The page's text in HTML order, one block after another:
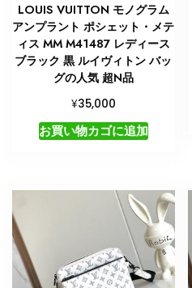
LOUIS VUITTON モノグラム
アンプラント ポシェット・メテ
ィス MM M41487 レディース
ブラック 黒 ルイヴィトン バッ
グの人気 超N品
¥35,000
お買い物カゴに追加